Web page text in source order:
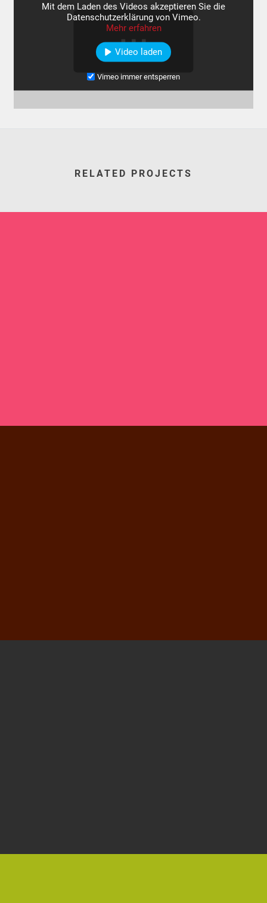
Mit dem Laden des Videos akzeptieren Sie die
Datenschutzerklärung von Vimeo.
Mehr erfahren
Video laden
Vimeo immer entsperren
RELATED PROJECTS